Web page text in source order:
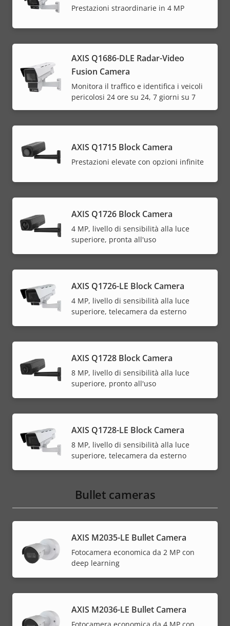
Prestazioni straordinarie in 4 MP
AXIS Q1686-DLE Radar-Video
Fusion Camera
Monitora il traffico e identifica i veicoli
pericolosi 24 ore su 24, 7 giorni su 7
AXIS Q1715 Block Camera
Prestazioni elevate con opzioni infinite
AXIS Q1726 Block Camera
4 MP, livello di sensibilità alla luce
superiore, pronta all'uso
AXIS Q1726-LE Block Camera
4 MP, livello di sensibilità alla luce
superiore, telecamera da esterno
AXIS Q1728 Block Camera
8 MP, livello di sensibilità alla luce
superiore, pronto all'uso
AXIS Q1728-LE Block Camera
8 MP, livello di sensibilità alla luce
superiore, telecamera da esterno
Bullet cameras
AXIS M2035-LE Bullet Camera
Fotocamera economica da 2 MP con
deep learning
AXIS M2036-LE Bullet Camera